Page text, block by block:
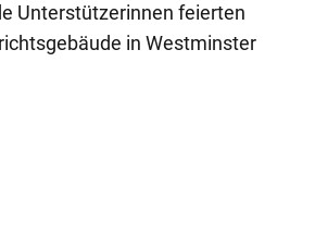
Unterstützerinnen feierten
in Westminster